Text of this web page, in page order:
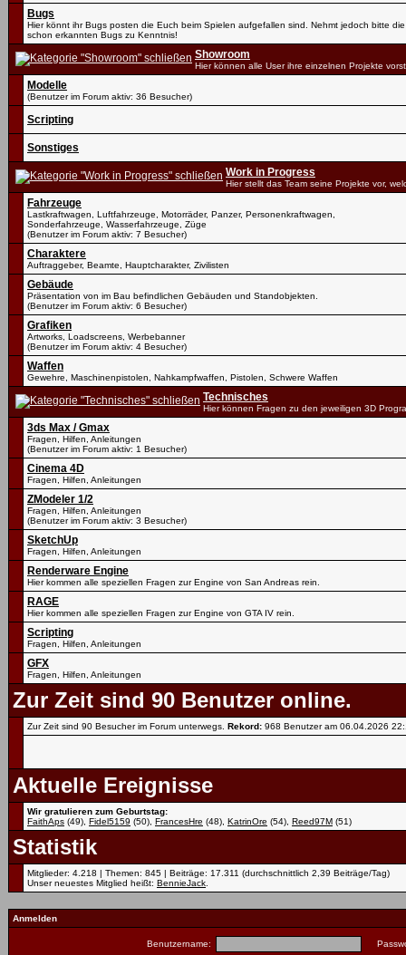
Bugs
Hier könnt ihr Bugs posten die Euch beim Spielen aufgefallen sind. Nehmt jedoch bitte die
schon erkannten Bugs zu Kenntnis!
Showroom
Hier können alle User ihre einzelnen Projekte
Modelle
(Benutzer im Forum aktiv: 36 Besucher)
Scripting
Sonstiges
Work in Progress
Hier stellt das Team seine Projekte vor,
Fahrzeuge
Lastkraftwagen, Luftfahrzeuge, Motorräder, Panzer, Personenkraftwagen,
Sonderfahrzeuge, Wasserfahrzeuge, Züge
(Benutzer im Forum aktiv: 7 Besucher)
Charaktere
Auftraggeber, Beamte, Hauptcharakter, Zivilisten
Gebäude
Präsentation von im Bau befindlichen Gebäuden und Standobjekten.
(Benutzer im Forum aktiv: 6 Besucher)
Grafiken
Artworks, Loadscreens, Werbebanner
(Benutzer im Forum aktiv: 4 Besucher)
Waffen
Gewehre, Maschinenpistolen, Nahkampfwaffen, Pistolen, Schwere Waffen
Technisches
Hier können Fragen zu den jeweiligen 3D
3ds Max / Gmax
Fragen, Hilfen, Anleitungen
(Benutzer im Forum aktiv: 1 Besucher)
Cinema 4D
Fragen, Hilfen, Anleitungen
ZModeler 1/2
Fragen, Hilfen, Anleitungen
(Benutzer im Forum aktiv: 3 Besucher)
SketchUp
Fragen, Hilfen, Anleitungen
Renderware Engine
Hier kommen alle speziellen Fragen zur Engine von San Andreas rein.
RAGE
Hier kommen alle speziellen Fragen zur Engine von GTA IV rein.
Scripting
Fragen, Hilfen, Anleitungen
GFX
Fragen, Hilfen, Anleitungen
Zur Zeit sind 90 Benutzer online.
Zur Zeit sind 90 Besucher im Forum unterwegs. Rekord: 968 Benutzer am 06.04.2026
Aktuelle Ereignisse
Wir gratulieren zum Geburtstag:
FaithAps (49), Fidel5159 (50), FrancesHre (48), KatrinOre (54), Reed97M (51)
Statistik
Mitglieder: 4.218 | Themen: 845 | Beiträge: 17.311 (durchschnittlich 2,39 Beiträge/Tag)
Unser neuestes Mitglied heißt: BennieJack
Anmelden
Benutzername: